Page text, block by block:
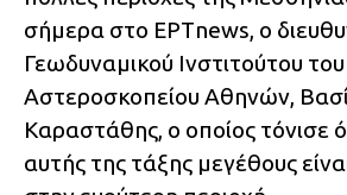
σήμερα στο ΕΡΤnews, ο
Γεωδυναμικού Ινστιτούτου
Αστεροσκοπείου Αθηνών,
Καραστάθης, ο οποίος τόνισε
αυτής της τάξης μεγέθους